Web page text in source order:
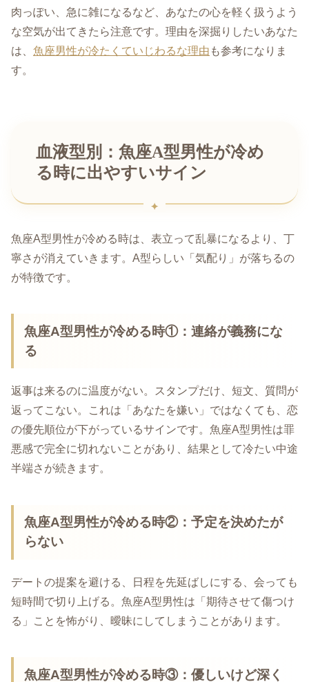
肉っぽい、急に雑になるなど、あなたの心を軽く扱うよう
な空気が出てきたら注意です。理由を深掘りしたいあなた
は、 魚座男性が冷たくていじわるな理由 も参考になりま
す。
血液型別：魚座A型男性が冷め
る時に出やすいサイン
魚座A型男性が冷める時は、表立って乱暴になるより、丁
寧さが消えていきます。A型らしい「気配り」が落ちるの
が特徴です。
魚座A型男性が冷める時①：連絡が義務にな
る
返事は来るのに温度がない。スタンプだけ、短文、質問が
返ってこない。これは「あなたを嫌い」ではなくても、恋
の優先順位が下がっているサインです。魚座A型男性は罪
悪感で完全に切れないことがあり、結果として冷たい中途
半端さが続きます。
魚座A型男性が冷める時②：予定を決めたが
らない
デートの提案を避ける、日程を先延ばしにする、会っても
短時間で切り上げる。魚座A型男性は「期待させて傷つけ
る」ことを怖がり、曖昧にしてしまうことがあります。
魚座A型男性が冷める時③：優しいけど深く